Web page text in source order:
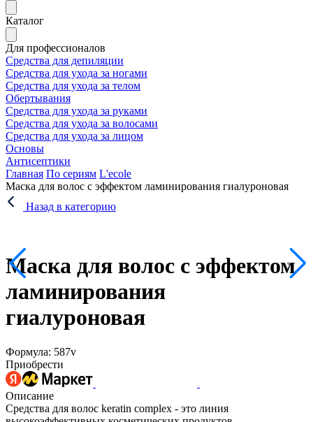
Каталог
Для профессионалов
Средства для депиляции
Средства для ухода за ногами
Средства для ухода за телом
Обертывания
Средства для ухода за руками
Средства для ухода за волосами
Средства для ухода за лицом
Основы
Антисептики
Главная По сериям L'ecole
Маска для волос с эффектом ламинирования гиалуроновая
Назад в категорию
Маска для волос с эффектом
ламинирования
гиалуроновая
Формула: 587v
Приобрести
Описание
Средства для волос keratin complex - это линия